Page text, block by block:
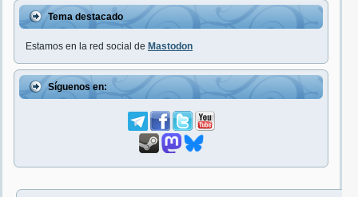
Tema destacado
Estamos en la red social de Mastodon
Síguenos en: